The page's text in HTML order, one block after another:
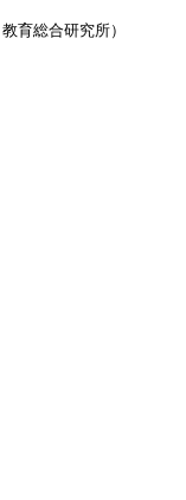
育総合研究所）